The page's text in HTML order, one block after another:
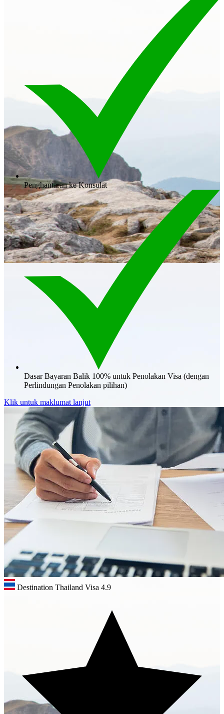
Penghantaran ke Konsulat
Dasar Bayaran Balik 100% untuk Penolakan Visa (dengan
Perlindungan Penolakan pilihan)
Klik untuk maklumat lanjut
Destination Thailand Visa 4.9